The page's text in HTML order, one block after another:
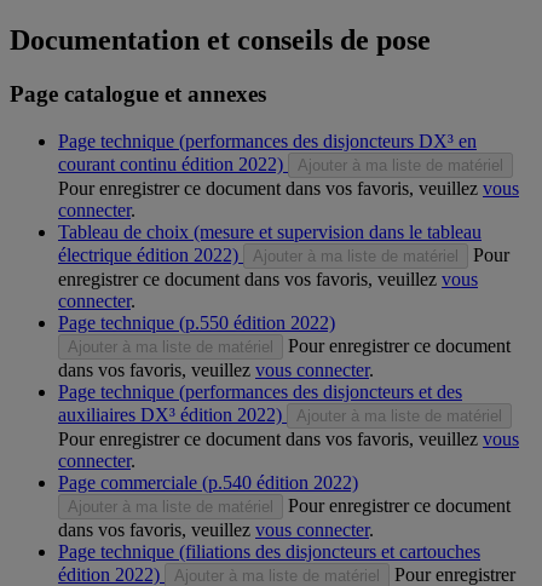
Documentation et conseils de pose
Page catalogue et annexes
Page technique (performances des disjoncteurs DX³ en
courant continu édition 2022)
Ajouter à ma liste de matériel
Pour enregistrer ce document dans vos favoris, veuillez vous
connecter.
Tableau de choix (mesure et supervision dans le tableau
électrique édition 2022)
Ajouter à ma liste de matériel
Pour
enregistrer ce document dans vos favoris, veuillez vous
connecter.
Page technique (p.550 édition 2022)
Ajouter à ma liste de matériel
Pour enregistrer ce document
dans vos favoris, veuillez vous connecter.
Page technique (performances des disjoncteurs et des
auxiliaires DX³ édition 2022)
Ajouter à ma liste de matériel
Pour enregistrer ce document dans vos favoris, veuillez vous
connecter.
Page commerciale (p.540 édition 2022)
Ajouter à ma liste de matériel
Pour enregistrer ce document
dans vos favoris, veuillez vous connecter.
Page technique (filiations des disjoncteurs et cartouches
édition 2022)
Ajouter à ma liste de matériel
Pour enregistrer